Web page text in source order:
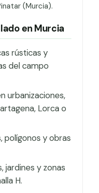
(Murcia).
en Murcia
rústicas y
del campo
urbanizaciones,
Lorca o
polígonos y obras
jardines y zonas
H.